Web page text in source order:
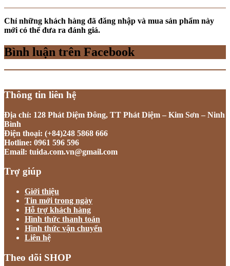
Chỉ những khách hàng đã đăng nhập và mua sản phẩm này
mới có thể đưa ra đánh giá.
Bình luận trên Facebook
Thông tin liên hệ
Địa chỉ: 128 Phát Diệm Đông, TT Phát Diệm – Kim Sơn – Ninh
Bình
Điện thoại: (+84)248 5868 666
Hotline: 0961 596 596
Email: tuida.com.vn@gmail.com
Trợ giúp
Giới thiệu
Tin mới trong ngày
Hỗ trợ khách hàng
Hình thức thanh toán
Hình thức vận chuyển
Liên hệ
Theo dõi SHOP